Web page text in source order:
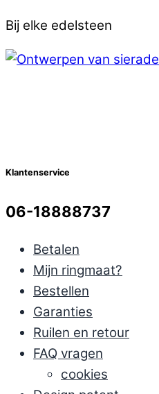
Bij elke edelsteen
Klantenservice
06-18888737
Betalen
Mijn ringmaat?
Bestellen
Garanties
Ruilen en retour
FAQ vragen
cookies